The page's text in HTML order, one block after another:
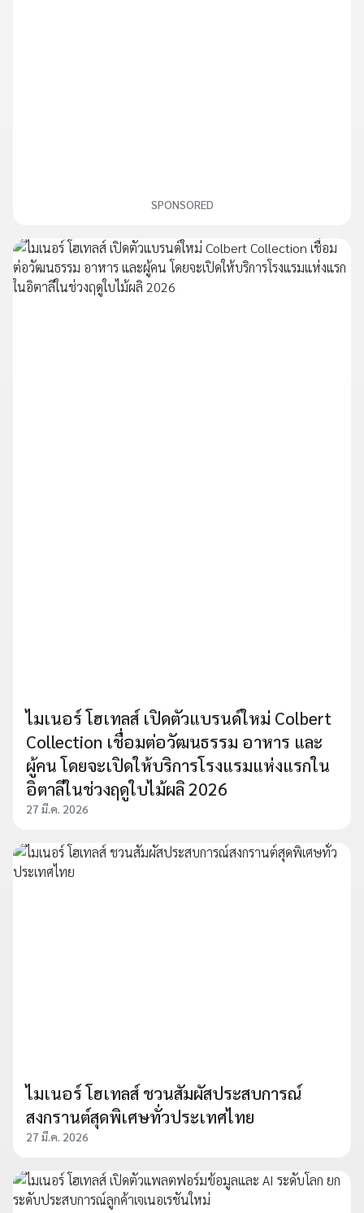
SPONSORED
ไมเนอร์ โฮเทลส์ เปิดตัวแบรนด์ใหม่ Colbert
Collection เชื่อมต่อวัฒนธรรม อาหาร และ
ผู้คน โดยจะเปิดให้บริการโรงแรมแห่งแรกใน
อิตาลีในช่วงฤดูใบไม้ผลิ 2026
27 มี.ค. 2026
ไมเนอร์ โฮเทลส์ ชวนสัมผัสประสบการณ์
สงกรานต์สุดพิเศษทั่วประเทศไทย
27 มี.ค. 2026